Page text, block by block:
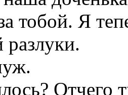
тобой. Я
Отчего